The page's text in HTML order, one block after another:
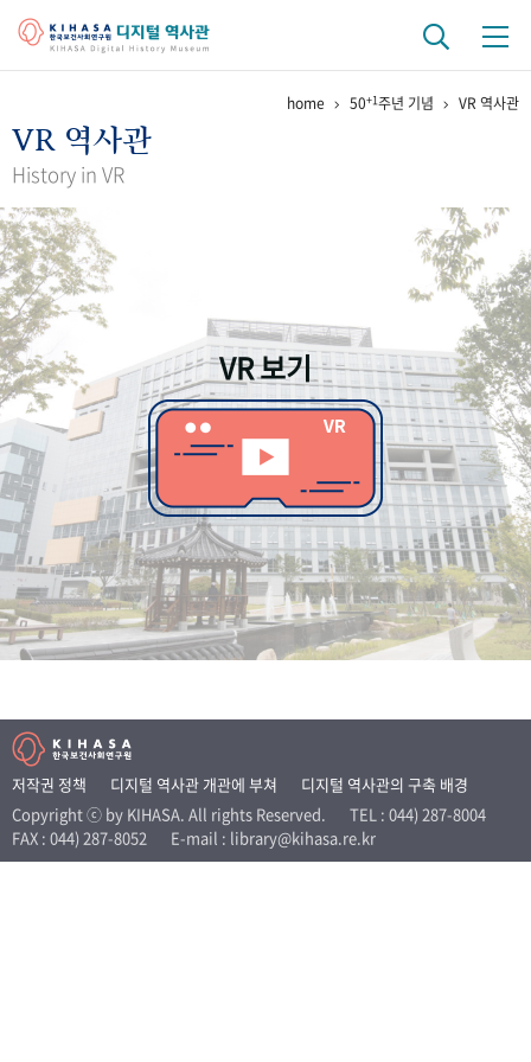
걸어온 길 기관 변천사
연구 역사
정책과 연구
간행물 변천사
기록물 아카이브
사진 아카이브 문서 기록물 행정박물 영상 기록물
50 주년 기념
성과 50선 숫자로 보는 50년 50 +1주년 광장
세계와 함께 한 KIHASA
VR 역사관
home 50+1주년 기념 VR 역사관
VR 역사관
History in VR
VR 보기
저작권 정책 디지털 역사관 개관에 부쳐
디지털 역사관의 구축 배경
Copyright ⓒ by KIHASA. All rights Reserved.
TEL : 044) 287-8004
FAX : 044) 287-8052
E-mail : library@kihasa.re.kr